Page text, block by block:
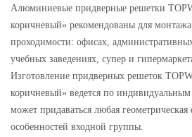
Алюминиевые придверные решетки
коричневый» рекомендованы для
проходимости: офисах,
учебных заведениях, супер и
Изготовление придверных решеток
коричневый» ведется по
может придаваться любая
особенностей входной группы.